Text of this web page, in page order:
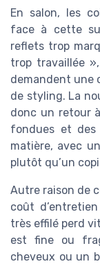
En salon, les
face à cette
reflets trop
trop travaillée
demandent une
de styling. La
donc un retour
fondues et des
matière, avec
plutôt qu’un
Autre raison de
coût
très effilé perd
est fine ou
cheveux ou un